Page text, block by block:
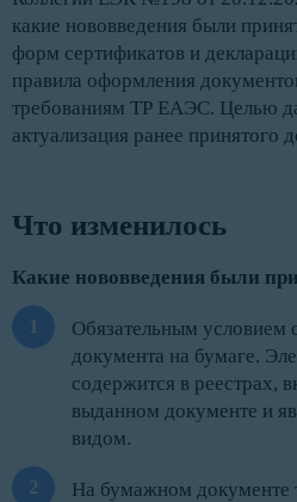
какие нововведения были
форм сертификатов и
правила оформления
требованиям ТР ЕАЭС. Целью
актуализация ранее принятого
Что изменилось
Какие нововведения были
Обязательным условием
документа на бумаге.
содержится в реестрах,
выданном документе и
видом.
На бумажном документе